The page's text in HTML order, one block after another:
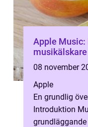
Apple Music:
musikälskare
08 november
Apple
En grundlig
Introduktion